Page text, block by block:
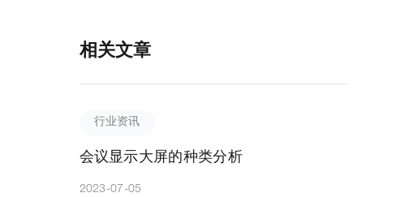
相关文章
行业资讯
会议显示大屏的种类分析
2023-07-05